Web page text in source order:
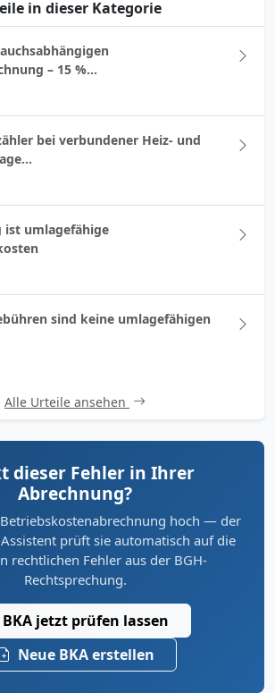
in dieser Kategorie
– 15 %...
bei verbundener Heiz- und
umlagefähige
sind keine umlagefähigen
Alle Urteile ansehen
dieser Fehler in Ihrer
Abrechnung?
hoch — der
prüft sie automatisch auf die
rechtlichen Fehler aus der BGH-
Rechtsprechung.
BKA jetzt prüfen lassen
Neue BKA erstellen